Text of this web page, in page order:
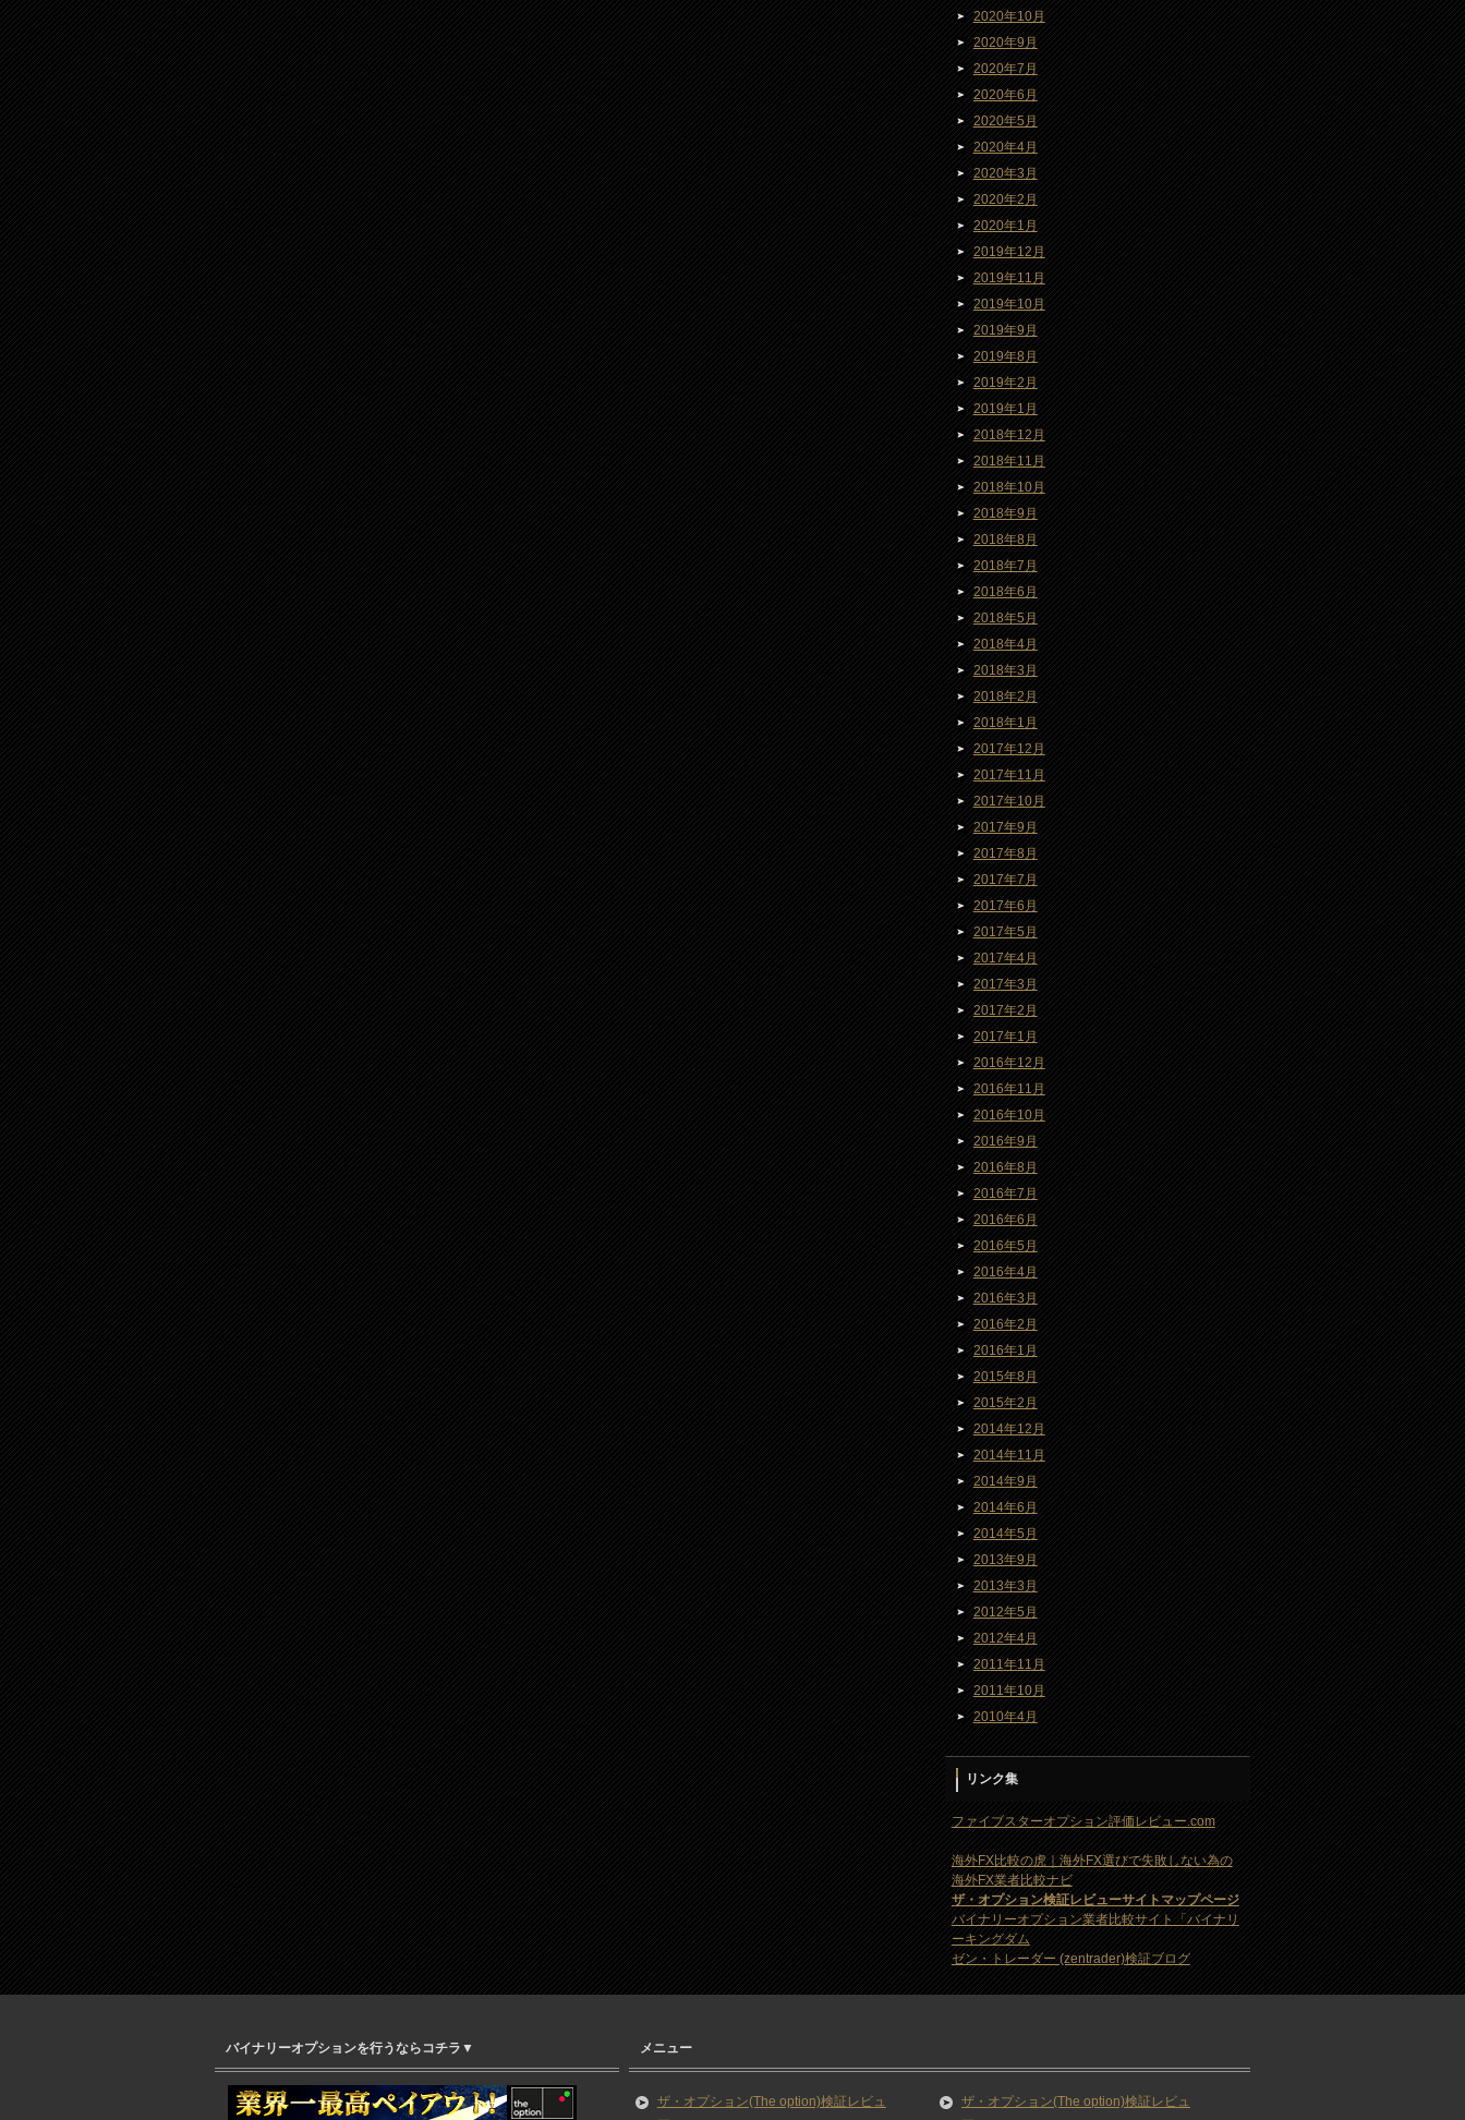
2020年10月
2020年9月
2020年7月
2020年6月
2020年5月
2020年4月
2020年3月
2020年2月
2020年1月
2019年12月
2019年11月
2019年10月
2019年9月
2019年8月
2019年2月
2019年1月
2018年12月
2018年11月
2018年10月
2018年9月
2018年8月
2018年7月
2018年6月
2018年5月
2018年4月
2018年3月
2018年2月
2018年1月
2017年12月
2017年11月
2017年10月
2017年9月
2017年8月
2017年7月
2017年6月
2017年5月
2017年4月
2017年3月
2017年2月
2017年1月
2016年12月
2016年11月
2016年10月
2016年9月
2016年8月
2016年7月
2016年6月
2016年5月
2016年4月
2016年3月
2016年2月
2016年1月
2015年8月
2015年2月
2014年12月
2014年11月
2014年9月
2014年6月
2014年5月
2013年9月
2013年3月
2012年5月
2012年4月
2011年11月
2011年10月
2010年4月
リンク集
ファイブスターオプション評価レビュー.com
海外FX比較の虎｜海外FX選びで失敗しない為の
海外FX業者比較ナビ
ザ・オプション検証レビューサイトマップページ
バイナリーオプション業者比較サイト「バイナリ
ーキングダム
ゼン・トレーダー (zentrader)検証ブログ
バイナリーオプションを行うならコチラ▼ メニュー
ザ・オプション(The option)検証レビュ
ザ・オプション(The option)検証レビュ